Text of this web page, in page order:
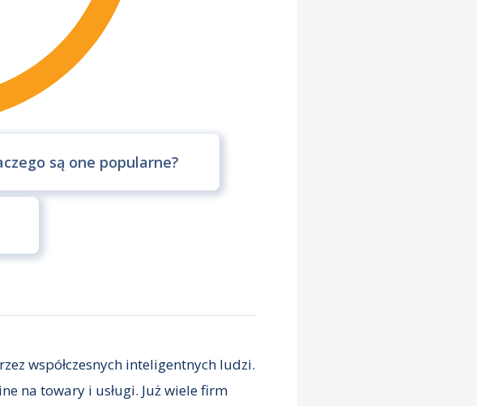
są one popularne?
współczesnych inteligentnych ludzi.
na towary i usługi. Już wiele firm